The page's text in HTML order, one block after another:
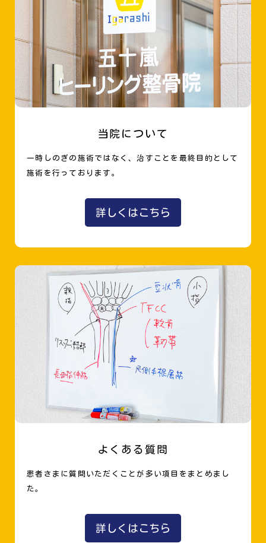
当院について
一時しのぎの施術ではなく、治すことを最終目的として
施術を行っております。
詳しくはこちら
よくある質問
患者さまに質問いただくことが多い項目をまとめまし
た。
詳しくはこちら